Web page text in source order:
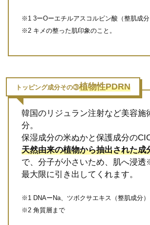
※1 3ーOーエチルアスコルビン酸（整肌成分
※2 キメの整った肌印象のこと。
トッピング成分その③植物性PDRN
韓国のリジュラン注射など美容施
分。
保湿成分の米ぬかと保護成分の
天然由来の植物から抽出された成
で、分子が小さいため、肌へ浸
最大限に引き出してくれます。
※1 DNAーNa、ツボクサエキス（整肌成分）
※2 角質層まで